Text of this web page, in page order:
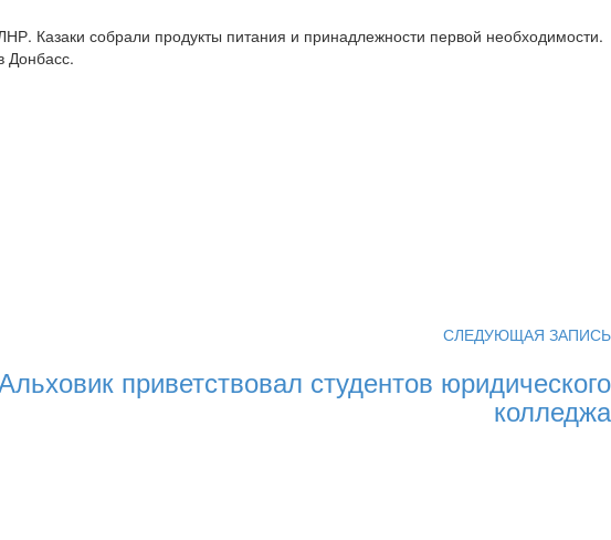
Казаки собрали продукты питания и принадлежности первой необходимости.
Донбасс.
СЛЕДУЮЩАЯ ЗАПИСЬ
приветствовал студентов юридического
колледжа